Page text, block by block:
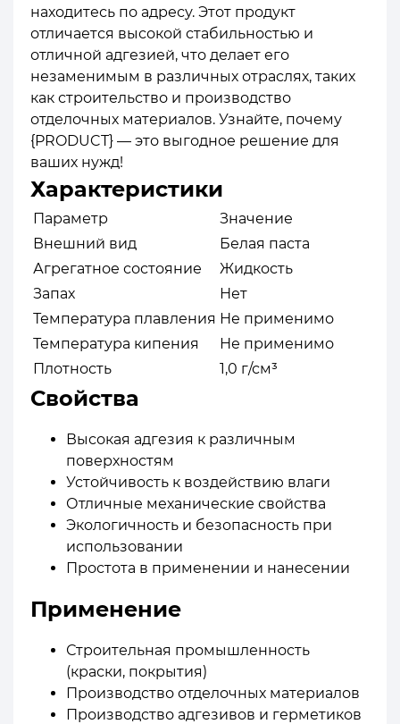
находитесь по адресу. Этот продукт
отличается высокой стабильностью и
отличной адгезией, что делает его
незаменимым в различных отраслях, таких
как строительство и производство
отделочных материалов. Узнайте, почему
{PRODUCT} — это выгодное решение для
ваших нужд!
Характеристики
Параметр
Значение
Внешний вид
Белая паста
Агрегатное состояние
Жидкость
Запах
Нет
Температура плавления Не применимо
Температура кипения
Не применимо
Плотность
1,0 г/см³
Свойства
Высокая адгезия к различным
поверхностям
Устойчивость к воздействию влаги
Отличные механические свойства
Экологичность и безопасность при
использовании
Простота в применении и нанесении
Применение
Строительная промышленность
(краски, покрытия)
Производство отделочных материалов
Производство адгезивов и герметиков